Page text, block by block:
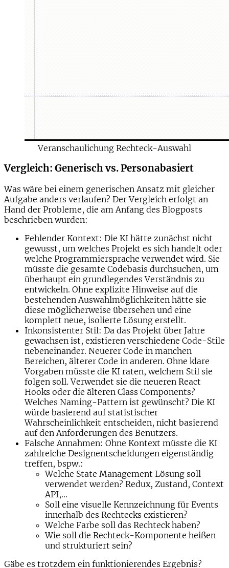
Veranschaulichung Rechteck-Auswahl
Vergleich: Generisch vs. Personabasiert
Was wäre bei einem generischen Ansatz mit gleicher
Aufgabe anders verlaufen? Der Vergleich erfolgt an
Hand der Probleme, die am Anfang des Blogposts
beschrieben wurden:
Fehlender Kontext: Die KI hätte zunächst nicht
gewusst, um welches Projekt es sich handelt oder
welche Programmiersprache verwendet wird. Sie
müsste die gesamte Codebasis durchsuchen, um
überhaupt ein grundlegendes Verständnis zu
entwickeln. Ohne explizite Hinweise auf die
bestehenden Auswahlmöglichkeiten hätte sie
diese möglicherweise übersehen und eine
komplett neue, isolierte Lösung erstellt.
Inkonsistenter Stil: Da das Projekt über Jahre
gewachsen ist, existieren verschiedene Code-Stile
nebeneinander. Neuerer Code in manchen
Bereichen, älterer Code in anderen. Ohne klare
Vorgaben müsste die KI raten, welchem Stil sie
folgen soll. Verwendet sie die neueren React
Hooks oder die älteren Class Components?
Welches Naming-Pattern ist gewünscht? Die KI
würde basierend auf statistischer
Wahrscheinlichkeit entscheiden, nicht basierend
auf den Anforderungen des Benutzers.
Falsche Annahmen: Ohne Kontext müsste die KI
zahlreiche Designentscheidungen eigenständig
treffen, bspw.:
Welche State Management Lösung soll
verwendet werden? Redux, Zustand, Context
API,...
Soll eine visuelle Kennzeichnung für Events
innerhalb des Rechtecks existieren?
Welche Farbe soll das Rechteck haben?
Wie soll die Rechteck-Komponente heißen
und strukturiert sein?
Gäbe es trotzdem ein funktionierendes Ergebnis?